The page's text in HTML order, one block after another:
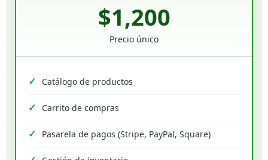
$1,200
Precio único
Catálogo de productos
Carrito de compras
Pasarela de pagos (Stripe, PayPal, Square)